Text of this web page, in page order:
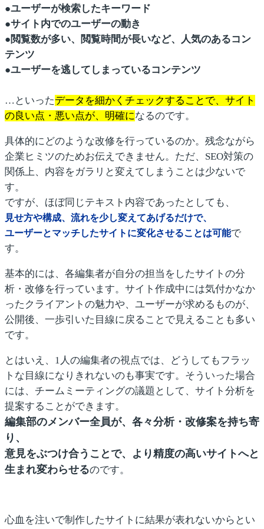
●ユーザーが検索したキーワード
●サイト内でのユーザーの動き
●閲覧数が多い、閲覧時間が長いなど、人気のあるコン
テンツ
●ユーザーを逃してしまっているコンテンツ
…といったデータを細かくチェックすることで、サイト
の良い点・悪い点が、明確になるのです。
具体的にどのような改修を行っているのか。残念ながら
企業ヒミツのためお伝えできません。ただ、SEO対策の
関係上、内容をガラリと変えてしまうことは少ないで
す。
ですが、ほぼ同じテキスト内容であったとしても、
見せ方や構成、流れを少し変えてあげるだけで、
ユーザーとマッチしたサイトに変化させることは可能で
す。
基本的には、各編集者が自分の担当をしたサイトの分
析・改修を行っています。サイト作成中には気付かなか
ったクライアントの魅力や、ユーザーが求めるものが、
公開後、一歩引いた目線に戻ることで見えることも多い
です。
とはいえ、1人の編集者の視点では、どうしてもフラッ
トな目線になりきれないのも事実です。そういった場合
には、チームミーティングの議題として、サイト分析を
提案することができます。
編集部のメンバー全員が、各々分析・改修案を持ち寄
り、
意見をぶつけ合うことで、より精度の高いサイトへと
生まれ変わらせるのです。
心血を注いで制作したサイトに結果が表れないからとい